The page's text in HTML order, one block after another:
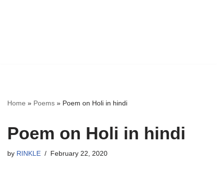
Home » Poems » Poem on Holi in hindi
Poem on Holi in hindi
by RINKLE February 22, 2020